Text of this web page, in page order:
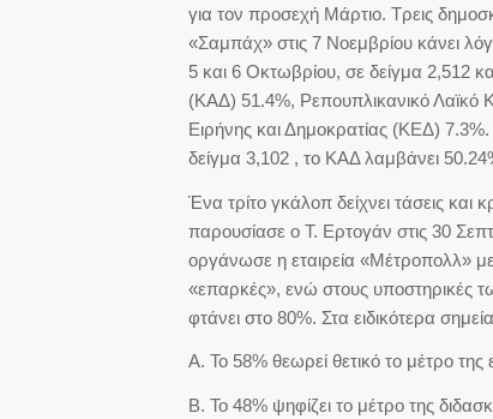
για τον προσεχή Μάρτιο. Τρεις
«Σαμπάχ» στις 7 Νοεμβρίου κάνει
5 και 6 Οκτωβρίου, σε δείγμα 2,512
(ΚΑΔ) 51.4%, Ρεπουπλικανικό
Ειρήνης και Δημοκρατίας (ΚΕΔ)
δείγμα 3,102 , το ΚΑΔ λαμβάνει
Ένα τρίτο γκάλοπ δείχνει τάσεις
παρουσίασε ο Τ. Ερτογάν στις 30
οργάνωσε η εταιρεία «Μέτροπολλ»
«επαρκές», ενώ στους υποστηρικές
φτάνει στο 80%. Στα ειδικότερα
Α. Το 58% θεωρεί θετικό το μέτρο
Β. Το 48% ψηφίζει το μέτρο της